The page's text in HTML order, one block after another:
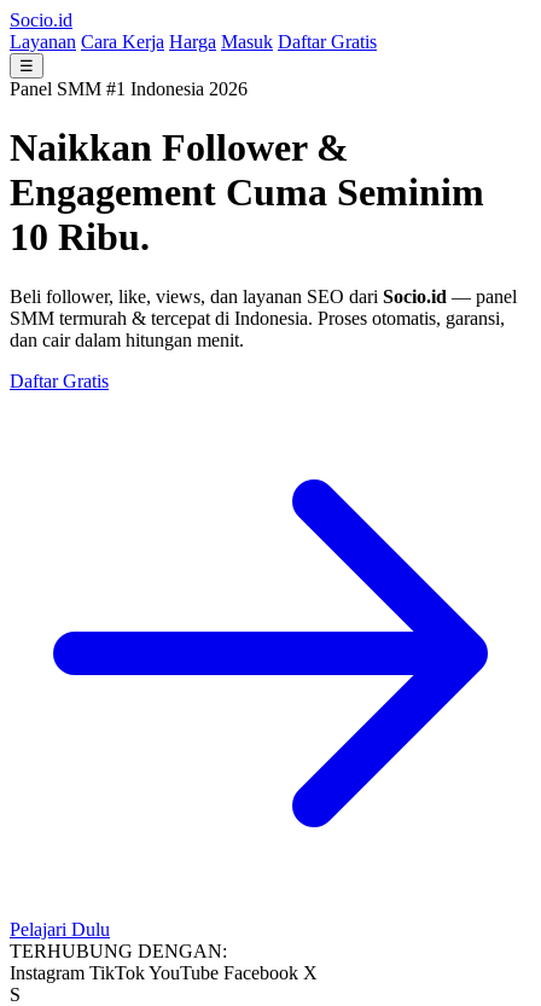
Socio.id
Layanan Cara Kerja Harga Masuk Daftar Gratis
☰
Panel SMM #1 Indonesia 2026
Naikkan Follower &
Engagement Cuma Seminim
10 Ribu.
Beli follower, like, views, dan layanan SEO dari Socio.id — panel
SMM termurah & tercepat di Indonesia. Proses otomatis, garansi,
dan cair dalam hitungan menit.
Daftar Gratis
Pelajari Dulu
TERHUBUNG DENGAN:
Instagram TikTokYouTube Facebook X
S